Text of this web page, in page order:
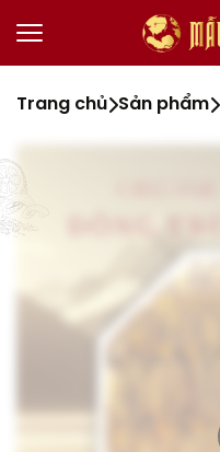
Trang chủ Sản phẩm